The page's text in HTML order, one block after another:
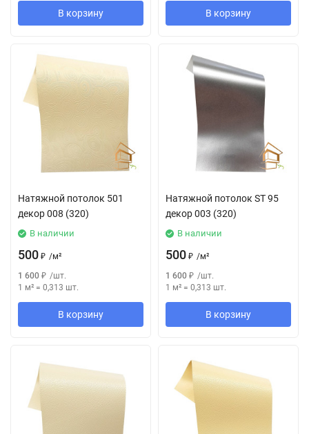
В корзину В корзину
Натяжной потолок 501
декор 008 (320)
В наличии
500 ₽ /м²
1 600 ₽ /шт.
1 м² = 0,313 шт.
В корзину
Натяжной потолок SТ 95
декор 003 (320)
В наличии
500 ₽ /м²
1 600 ₽ /шт.
1 м² = 0,313 шт.
В корзину